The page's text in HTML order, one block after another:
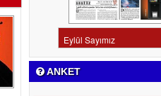
ANKET